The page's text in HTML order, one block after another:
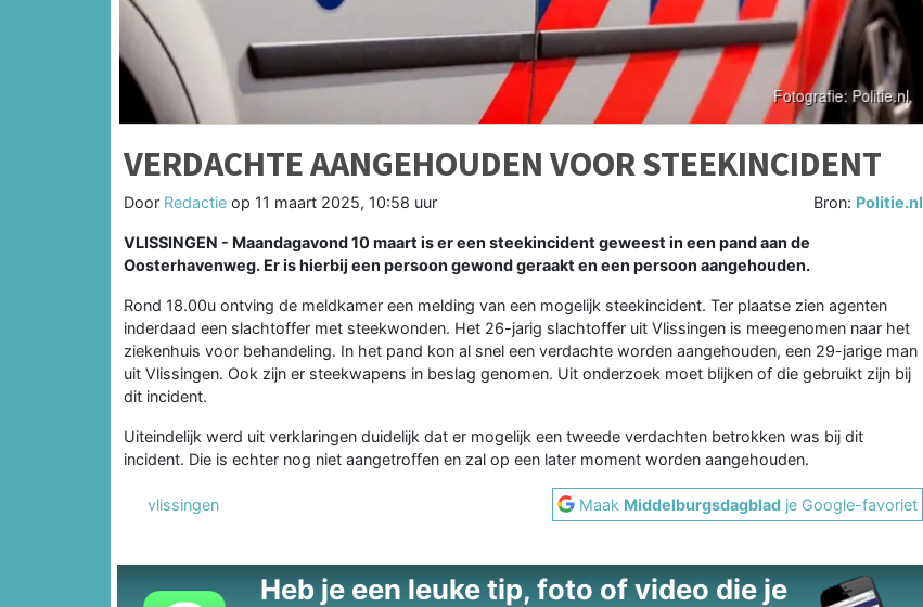
VERDACHTE AANGEHOUDEN VOOR STEEKINCIDENT
Door Redactie op 11 maart 2025, 10:58 uur Bron: Politie.nl
VLISSINGEN - Maandagavond 10 maart is er een steekincident geweest in een pand aan de
Oosterhavenweg. Er is hierbij een persoon gewond geraakt en een persoon aangehouden.
Rond 18.00u ontving de meldkamer een melding van een mogelijk steekincident. Ter plaatse zien agenten
inderdaad een slachtoffer met steekwonden. Het 26-jarig slachtoffer uit Vlissingen is meegenomen naar het
ziekenhuis voor behandeling. In het pand kon al snel een verdachte worden aangehouden, een 29-jarige man
uit Vlissingen. Ook zijn er steekwapens in beslag genomen. Uit onderzoek moet blijken of die gebruikt zijn bij
dit incident.
Uiteindelijk werd uit verklaringen duidelijk dat er mogelijk een tweede verdachten betrokken was bij dit
incident. Die is echter nog niet aangetroffen en zal op een later moment worden aangehouden.
vlissingen Maak Middelburgsdagblad je Google-favoriet
Heb je een leuke tip, foto of video die je